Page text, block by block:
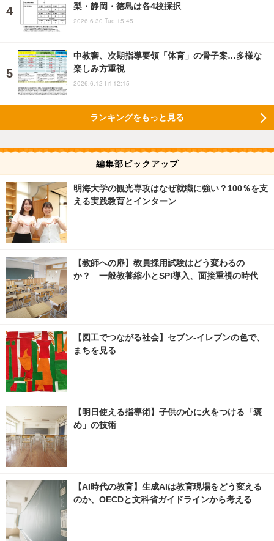
梨・静岡・徳島は各4校採択
2026.6.30 Tue 15:45
中教審、次期指導要領「体育」の骨子案…多様な
楽しみ方重視
2026.6.12 Fri 12:15
ランキングをもっと見る
編集部ピックアップ
明海大学の観光専攻はなぜ就職に強い？100％を支
える実践教育とインターン
【教師への扉】教員採用試験はどう変わるの
か？ 一般教養縮小とSPI導入、面接重視の時代
【図工でつながる社会】セブン‐イレブンの色で、
まちを見る
【明日使える指導術】子供の心に火をつける「褒
め」の技術
【AI時代の教育】生成AIは教育現場をどう変える
のか、OECDと文科省ガイドラインから考える